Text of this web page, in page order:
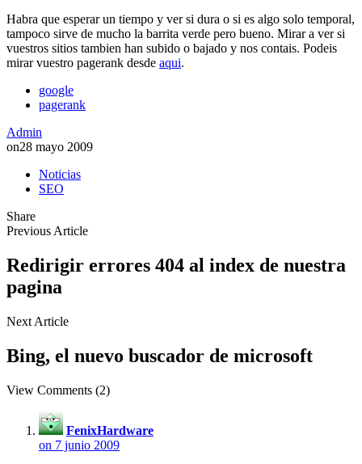
Habra que esperar un tiempo y ver si dura o si es algo solo temporal,
tampoco sirve de mucho la barrita verde pero bueno. Mirar a ver si
vuestros sitios tambien han subido o bajado y nos contais. Podeis
mirar vuestro pagerank desde aqui.
google
pagerank
Admin
on28 mayo 2009
Noticias
SEO
Share
Previous Article
Redirigir errores 404 al index de nuestra
pagina
Next Article
Bing, el nuevo buscador de microsoft
View Comments (2)
FenixHardware
on 7 junio 2009